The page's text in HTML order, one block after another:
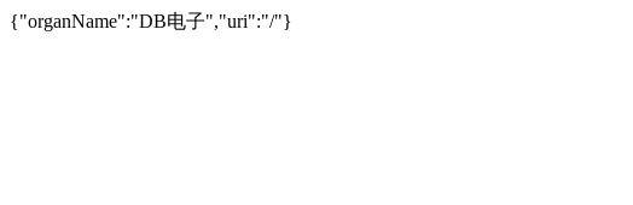
{"organName":"DB电子","uri":"/"}